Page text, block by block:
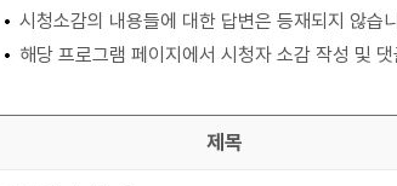
시청소감의 내용들에 대한 답변은 등재되지 않습
해당 프로그램 페이지에서 시청자 소감 작성 및
제목